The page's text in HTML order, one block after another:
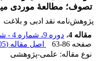
تصوف؛ مطالعۀ موردی
پژوهش‌نامه نقد ادبی و بلاغت
مقاله 4
، دوره 9، شماره 4 - شماره پیاپی 20
صفحه 63-86 اصل مقاله (M
نوع مقاله: علمی-پژوهشی